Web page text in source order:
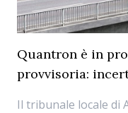
Quantron è in
provvisoria:
Il tribunale locale di